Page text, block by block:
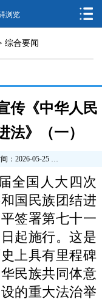
浏览
综合要闻
传《中华人民
法》（一）
发布时间：2026-05-25 09:28:01
全国人大四次
国民族团结进
签署第七十一
起施行。这是
上具有里程碑
民族共同体意
的重大法治举